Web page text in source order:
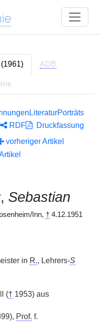
ADB
LiteraturPorträts
RDF
Druckfassung
vorheriger Artikel
, Sebastian
Inn, † 4.12.1951
in R., Lehrers-S
(† 1953) aus
Prof. f.